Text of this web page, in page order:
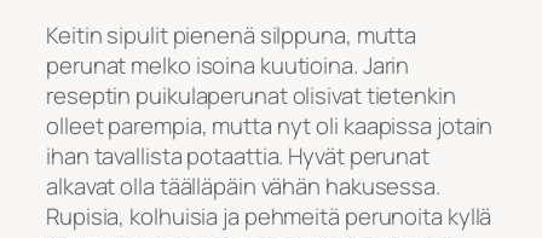
Keitin sipulit pienenä silppuna, mutta
perunat melko isoina kuutioina. Jarin
reseptin puikulaperunat olisivat tietenkin
olleet parempia, mutta nyt oli kaapissa jotain
ihan tavallista potaattia. Hyvät perunat
alkavat olla täälläpäin vähän hakusessa.
Rupisia, kolhuisia ja pehmeitä perunoita kyllä